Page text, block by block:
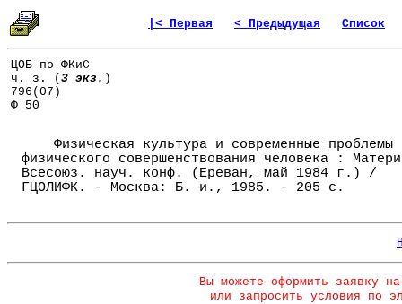
|< Первая < Предыдущая Список
ЦОБ по ФКиС
ч. з. ( 3 экз. )
796(07)
Ф 50
Физическая культура и современные проблемы
физического совершенствования человека :
Всесоюз. науч. конф. (Ереван, май 1984 г.) /
ГЦОЛИФК. - Москва: Б. и., 1985. - 205 с.
Вы можете оформить заявку
или запросить условия по